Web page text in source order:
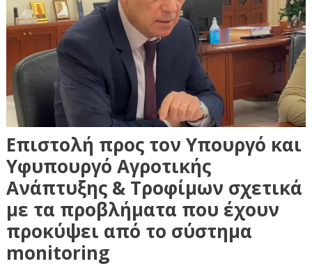
Επιστολή προς τον Υπουργό και
Υφυπουργό Αγροτικής
Ανάπτυξης & Τροφίμων σχετικά
με τα προβλήματα που έχουν
προκύψει από το σύστημα
monitoring